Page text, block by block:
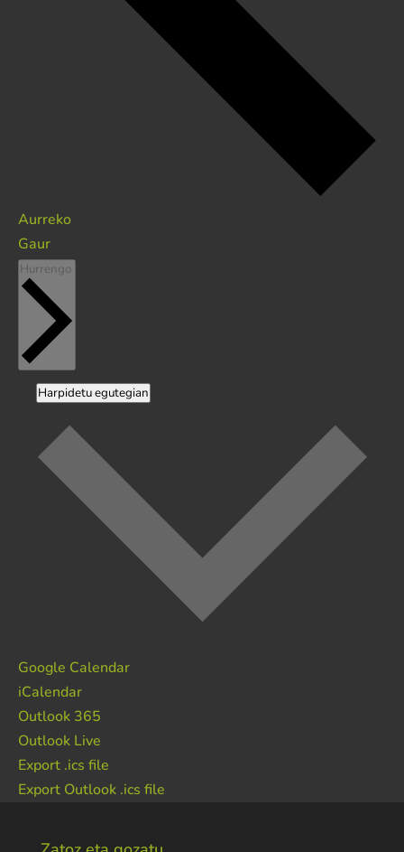
AurrekoEkitaldiak
Gaur
Hurrengo
Harpidetu egutegian
Google Calendar
iCalendar
Outlook 365
Outlook Live
Export .ics file
Export Outlook .ics file